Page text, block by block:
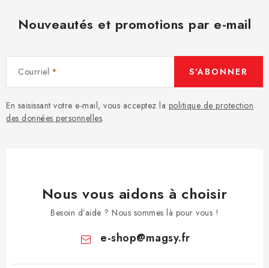
Nouveautés et promotions par e-mail
Courriel
En saisissant votre e-mail, vous acceptez la politique de protection
des données personnelles.
S'ABONNER
Nous vous aidons à choisir
Besoin d’aide ? Nous sommes là pour vous !
e-shop@magsy.fr